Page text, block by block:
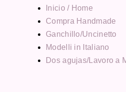
Inicio / Home
Compra Handmade
Ganchillo/Uncinetto
Modelli in Italiano
Dos agujas/Lavoro a